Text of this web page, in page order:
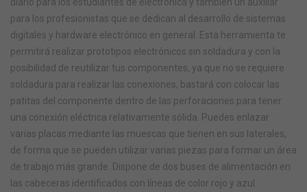
para los profesionistas que se dedican al desarrollo de sistemas
digitales y hardware electrónico en general. Esta herramienta te
permitirá realizar prototipos electrónicos sin soldadura y con la
posibilidad de reutilizar tus componentes, ya que no se requiere
soldadura para realizar las conexiones, bastará con colocar las
patitas del componente dentro de las perforaciones para tener
una conexión eléctrica relativamente sólida. Puedes enlazar
varias placas mediante las muescas que tienen en sus laterales,
de forma que se pueden utilizar varias piezas para formar un área
de trabajo más grande. Dispone de dos buses de alimentación en
las cabeceras identificados con líneas de color rojo y azul.